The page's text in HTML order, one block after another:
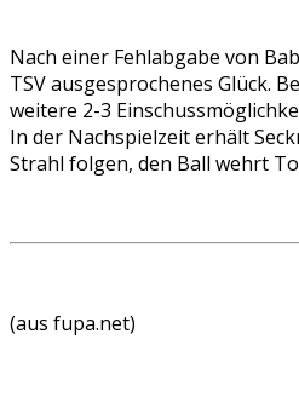
Nach einer Fehlabgabe von
TSV ausgesprochenes Glück.
weitere 2-3
In der Nachspielzeit erhält
Strahl folgen, den Ball wehrt
(aus fupa.net)